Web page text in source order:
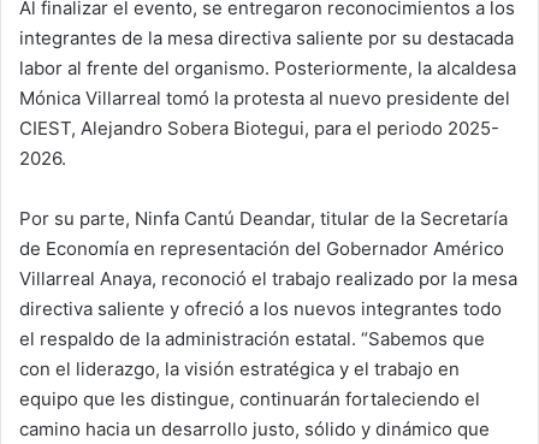
Al finalizar el evento, se entregaron reconocimientos a los
integrantes de la mesa directiva saliente por su destacada
labor al frente del organismo. Posteriormente, la alcaldesa
Mónica Villarreal tomó la protesta al nuevo presidente del
CIEST, Alejandro Sobera Biotegui, para el periodo 2025-
2026.
Por su parte, Ninfa Cantú Deandar, titular de la Secretaría
de Economía en representación del Gobernador Américo
Villarreal Anaya, reconoció el trabajo realizado por la mesa
directiva saliente y ofreció a los nuevos integrantes todo
el respaldo de la administración estatal. “Sabemos que
con el liderazgo, la visión estratégica y el trabajo en
equipo que les distingue, continuarán fortaleciendo el
camino hacia un desarrollo justo, sólido y dinámico que